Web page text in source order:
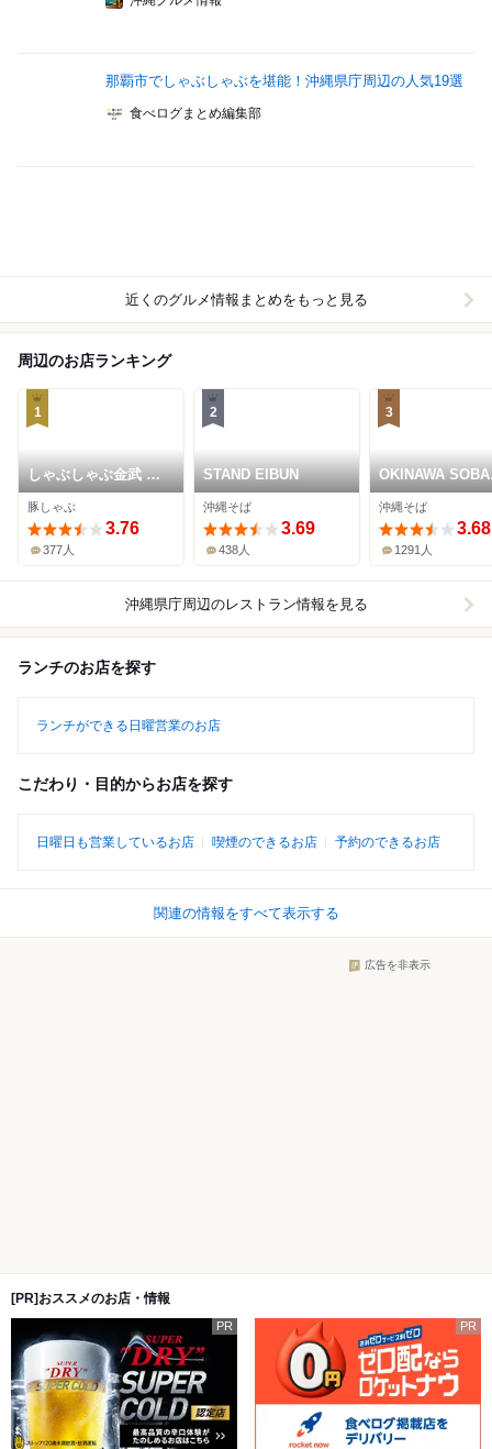
那覇市でしゃぶしゃぶを堪能！沖縄県庁周辺の人気19選
食べログまとめ編集部
近くのグルメ情報まとめをもっと見る
周辺のお店ランキング
1
しゃぶしゃぶ金武 本
店
豚しゃぶ
3.76
377人
2
STAND EIBUN
沖縄そば
3.69
438人
3
OKINAWA SOBA
EIBUN
沖縄そば
3.68
1291人
沖縄県庁周辺のレストラン情報を見る
ランチのお店を探す
ランチができる日曜営業のお店
こだわり・目的からお店を探す
日曜日も営業しているお店 喫煙のできるお店 予約のできるお店
関連の情報をすべて表示する
広告を非表示
[PR]おススメのお店・情報
PR PR